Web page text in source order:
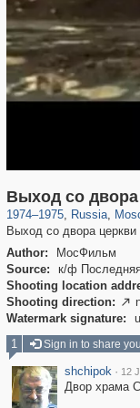
Выход со
1974–1975, Russia,
319,716
Выход со двора
Author:
МосФильм
Source:
к/ф
Shooting location
Shooting direction: 
Watermark signature:
1 Sign in to share
shchipok · 12
Двор храма